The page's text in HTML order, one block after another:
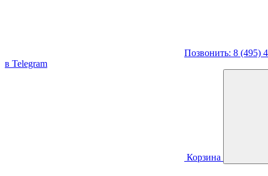
Позвонить: 8 (495)
в Telegram
Корзина